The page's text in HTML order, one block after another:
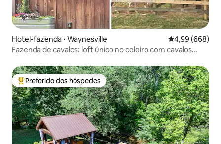
Hotel-fazenda ⋅ Waynesville 4,99 de uma
4,99 (668)
Fazenda de cavalos: loft único no celeiro com cavalos
Entre os melhores preferidos dos hóspedes
Preferido dos hóspedes